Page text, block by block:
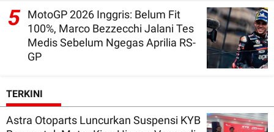
5 MotoGP 2026 Inggris: Belum Fit
100%, Marco Bezzecchi Jalani Tes
Medis Sebelum Ngegas Aprilia RS-
GP
TERKINI
Astra Otoparts Luncurkan Suspensi KYB